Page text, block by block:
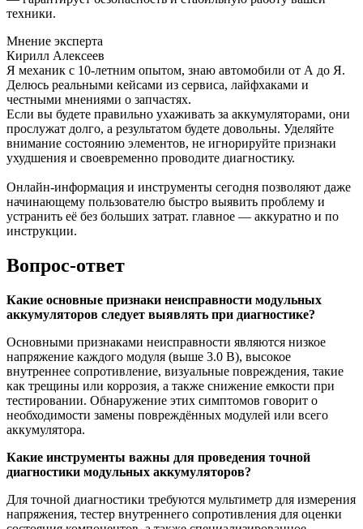
техники.
Мнение эксперта
Кирилл Алексеев
Я механик с 10-летним опытом, знаю автомобили от А до Я.
Делюсь реальными кейсами из сервиса, лайфхаками и
честными мнениями о запчастях.
Если вы будете правильно ухаживать за аккумуляторами, они
прослужат долго, а результатом будете довольны. Уделяйте
внимание состоянию элементов, не игнорируйте признаки
ухудшения и своевременно проводите диагностику.
Онлайн-информация и инструменты сегодня позволяют даже
начинающему пользователю быстро выявить проблему и
устранить её без больших затрат. главное — аккуратно и по
инструкции.
Вопрос-ответ
Какие основные признаки неисправности модульных
аккумуляторов следует выявлять при диагностике?
Основными признаками неисправности являются низкое
напряжение каждого модуля (выше 3.0 В), высокое
внутреннее сопротивление, визуальные повреждения, такие
как трещины или коррозия, а также снижение емкости при
тестировании. Обнаружение этих симптомов говорит о
необходимости замены повреждённых модулей или всего
аккумулятора.
Какие инструменты важны для проведения точной
диагностики модульных аккумуляторов?
Для точной диагностики требуются мультиметр для измерения
напряжения, тестер внутреннего сопротивления для оценки